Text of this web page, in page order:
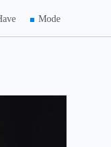
Mode